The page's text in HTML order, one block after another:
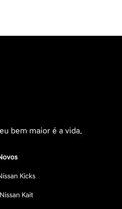
bem maior é a vida.
Kicks
Kait